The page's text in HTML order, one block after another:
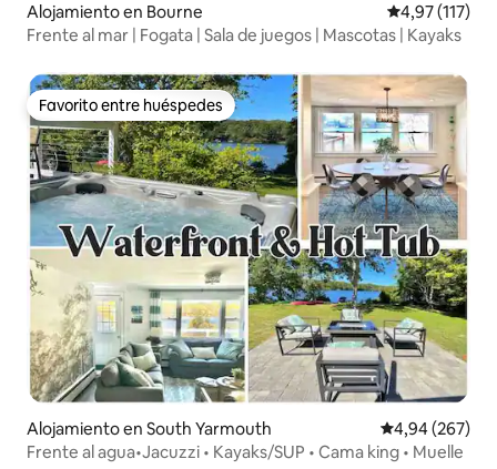
Alojamiento en Bourne Calificación
4,97 (117)
Frente al mar | Fogata | Sala de juegos | Mascotas | Kayaks
Favorito entre huéspedes
Favorito entre huéspedes
Alojamiento en South Yarmouth Calificación
4,94 (267)
Frente al agua•Jacuzzi • Kayaks/SUP • Cama king • Muelle